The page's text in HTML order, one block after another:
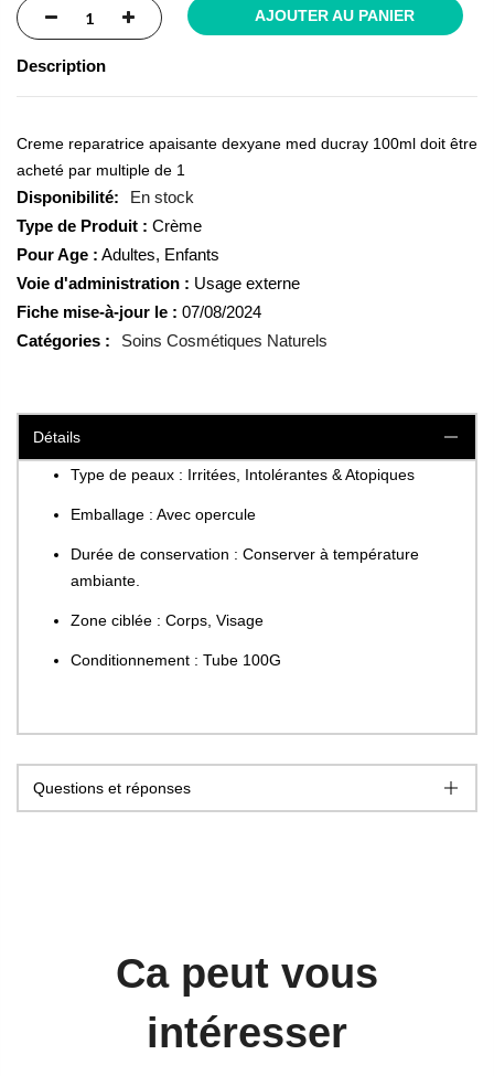
AJOUTER AU PANIER
Description
Creme reparatrice apaisante dexyane med ducray 100ml doit être
acheté par multiple de 1
En stock
Type de Produit : Crème
Pour Age : Adultes, Enfants
Voie d'administration : Usage externe
Fiche mise-à-jour le : 07/08/2024
Catégories :
Soins Cosmétiques Naturels
Détails
Type de peaux : Irritées, Intolérantes & Atopiques
Emballage : Avec opercule
Durée de conservation : Conserver à température
ambiante.
Zone ciblée : Corps, Visage
Conditionnement : Tube 100G
Questions et réponses
Ca peut vous
intéresser